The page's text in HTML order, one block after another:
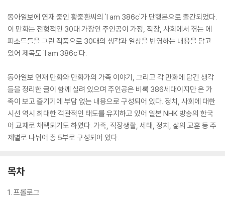
동아일보에 연재 중인 황중환씨의 'I am 386c'가 단행본으로 출간되었다.
이 만화는 전형적인 30대 가장인 주인공이 가정, 직장, 사회에서 겪는 에
피소드들을 그린 작품으로 30대의 생각과 일상을 반영하는 내용을 담고
있어 제목도 'I am 386c'다.
동아일보 연재 만화와 만화가의 가족 이야기, 그리고 각 만화에 담긴 생각
들을 정리한 글이 함께 실려 있으며 주인공은 비록 386세대이지만 온 가
족이 보고 즐기기에 부담 없는 내용으로 구성되어 있다. 정치, 사회에 대한
시선 역시 최대한 객관적인 태도를 유지하고 있어 일본 NHK 방송의 한국
어 교재로 채택되기도 하였다. 가족, 직장생활, 세태, 정치, 삶의 교훈 등 주
제별로 나뉘어 총 5부로 구성되어 있다.
목차
1. 프롤로그